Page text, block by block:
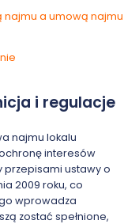
najmu a umową najmu
i regulacje
najmu lokalu
interesów
przepisami ustawy o
2009 roku, co
wprowadza
zostać spełnione,